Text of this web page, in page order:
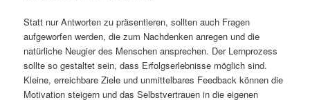
Statt nur Antworten zu präsentieren, sollten auch Fragen
aufgeworfen werden, die zum Nachdenken anregen und die
natürliche Neugier des Menschen ansprechen. Der Lernprozess
sollte so gestaltet sein, dass Erfolgserlebnisse möglich sind.
Kleine, erreichbare Ziele und unmittelbares Feedback können die
Motivation steigern und das Selbstvertrauen in die eigenen